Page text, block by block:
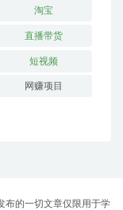
淘宝
直播带货
短视频
网赚项目
布的一切文章仅限用于学